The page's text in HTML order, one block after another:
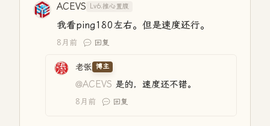
ACEVS Lv6.推心置腹
我看ping180左右。但是速度还行。
8月前 回复
老张 博主
@ACEVS 是的，速度还不错。
8月前 回复